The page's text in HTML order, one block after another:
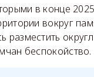
в конце
вокруг
беспокойство.